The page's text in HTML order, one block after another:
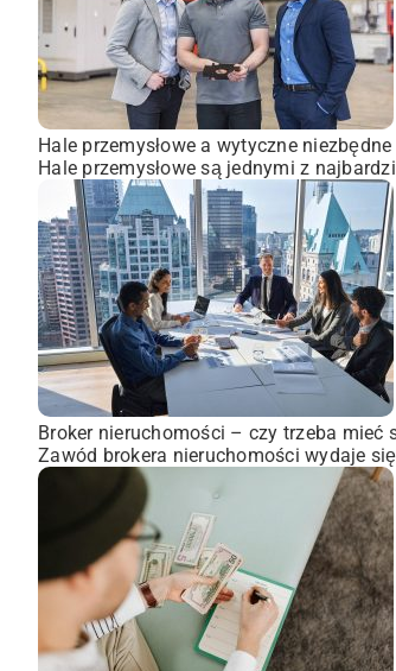
Hale przemysłowe a wytyczne
Hale przemysłowe są jednymi z
Broker nieruchomości – czy trzeba mieć
Zawód brokera nieruchomości wydaje